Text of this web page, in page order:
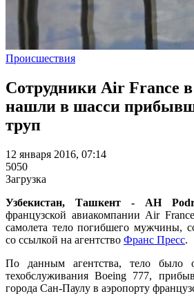
Происшествия
Сотрудники Air France
нашли в шасси
труп
12 января 2016, 07:14
5050
Загрузка
Узбекистан, Ташкент - АН
французской авиакомпании Air
самолета тело погибшего мужчины,
со ссылкой на агентство Франс Пресс.
По данным агентства, тело было
техобслуживания Boeing 777,
города Сан-Паулу в аэропорту